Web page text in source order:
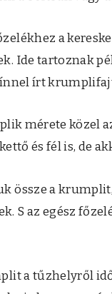
a
Ide tartoznak
írt
mérete közel
és fél is, de
össze a
S az egész
a tűzhelyről